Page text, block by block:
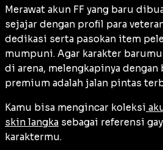
Merawat akun FF yang baru
sejajar dengan profil para
dedikasi serta pasokan item
mumpuni. Agar karakter
di arena, melengkapinya
premium adalah jalan pintas
Kamu bisa mengincar koleksi
skin langka sebagai referensi
karaktermu.